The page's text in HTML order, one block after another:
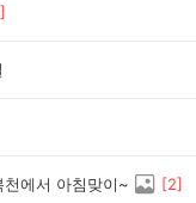
]
천에서 아침맞이~ [2]